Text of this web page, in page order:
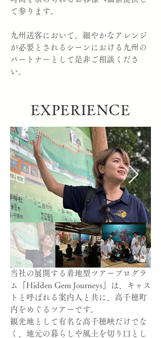
て参ります。
九州送客において、細やかなアレンジ
が必要とされるシーンにおける九州の
パートナーとして是非ご相談くださ
い。
EXPERIENCE
当社の展開する着地型ツアープログラ
ム『Hidden Gem Journeys』は、キャス
トと呼ばれる案内人と共に、高千穂町
内をめぐるツアーです。
観光地として有名な高千穂峡だけでな
く、地元の暮らしや風土を切り口とし